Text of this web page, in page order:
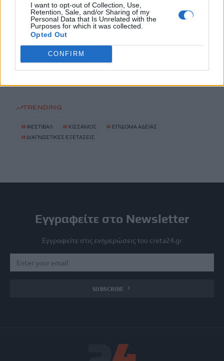
I want to opt-out of Collection, Use,
Retention, Sale, and/or Sharing of my
Personal Data that Is Unrelated with the
Purposes for which it was collected.
Opted Out
CONFIRM
Σε πιθανό κίνδυνο η ζωή του
9 Αυγούστου, 2026
«Χρυσός» ο Ιάσωνας Μουσελίμης στο Παγκόσμιο
Πρωτάθλημα Κωπηλασίας Κ19
9 Αυγούστου, 2026
TRENDING
#ΦΕΣΤΙΒΑΛ # ΚΙΣΣΑΜΟΣ # ΕΠΙΔΟΜΑ ΑΔΕΙΑΣ
#ΔΙΑΓΝΩΣΤΙΚΕΣ ΕΞΕΤΑΣΕΙΣ
Εγγραφείτε στο Newsletter
Εγγραφείτε στις ενημερώσεις του creta24.gr
SUBSCRIBE